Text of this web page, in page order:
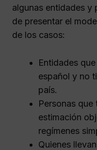
algunas entidades y
de presentar el
de los casos:
Entidades
español y no
país.
Personas
estimación
regímenes
Quienes